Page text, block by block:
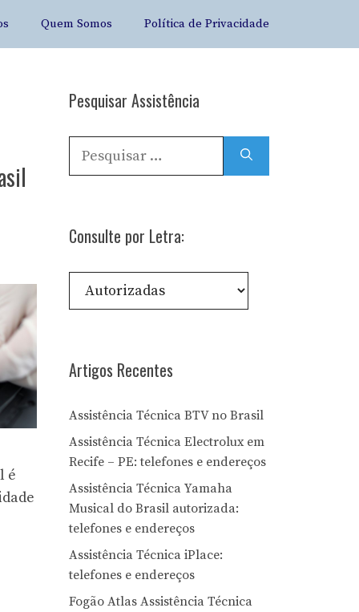
Quem Somos Política de Privacidade
é
Pesquisar Assistência
Pesquisar
por:
Consulte por Letra:
Artigos Recentes
Assistência Técnica BTV no Brasil
Assistência Técnica Electrolux em
Recife – PE: telefones e endereços
Assistência Técnica Yamaha
Musical do Brasil autorizada:
telefones e endereços
Assistência Técnica iPlace:
telefones e endereços
Fogão Atlas Assistência Técnica